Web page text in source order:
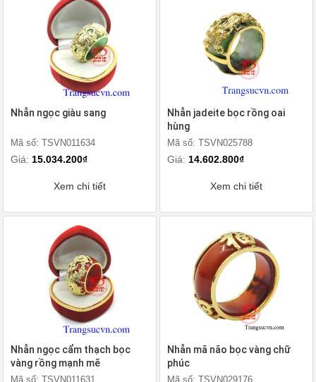
Nhẫn ngọc giàu sang
Mã số: TSVN011634
Giá: 15.034.200₫
Xem chi tiết
Nhẫn jadeite bọc rồng oai
hùng
Mã số: TSVN025788
Giá: 14.602.800₫
Xem chi tiết
Nhẫn ngọc cẩm thạch bọc
vàng rồng mạnh mẽ
Mã số: TSVN011631
Nhẫn mã não bọc vàng chữ
phúc
Mã số: TSVN029176